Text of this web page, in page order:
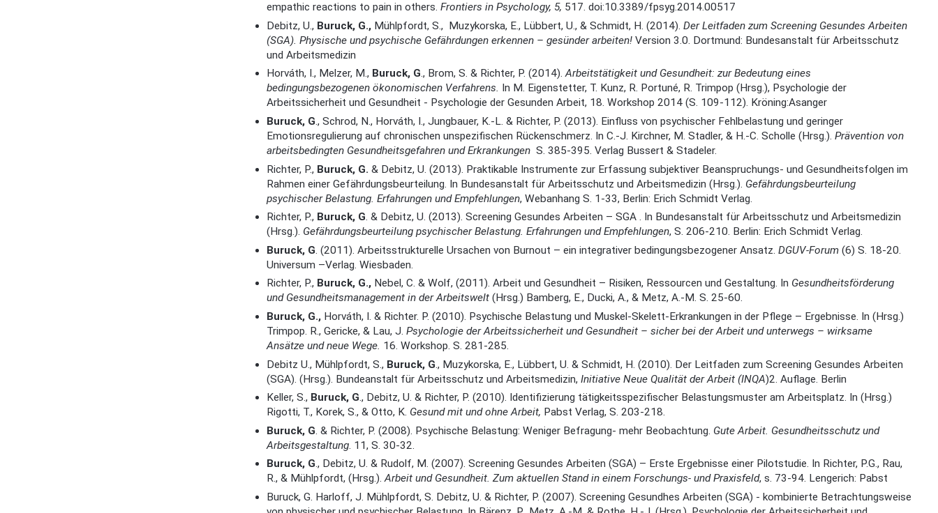
empathic reactions to pain in others. Frontiers in Psychology, 5, 517. doi:10.3389/fpsyg.2014.00517
Debitz, U., Buruck, G., Mühlpfordt, S., Muzykorska, E., Lübbert, U., & Schmidt, H. (2014). Der Leitfaden zum Screening Gesundes Arbeiten
(SGA). Physische und psychische Gefährdungen erkennen – gesünder arbeiten! Version 3.0. Dortmund: Bundesanstalt für Arbeitsschutz
und Arbeitsmedizin
Horváth, I., Melzer, M., Buruck, G., Brom, S. & Richter, P. (2014).Arbeitstätigkeit und Gesundheit: zur Bedeutung eines
bedingungsbezogenen ökonomischen Verfahrens. In M. Eigenstetter, T. Kunz, R. Portuné, R. Trimpop (Hrsg.), Psychologie der
Arbeitssicherheit und Gesundheit - Psychologie der Gesunden Arbeit, 18. Workshop 2014 (S. 109-112). Kröning:Asanger
Buruck, G., Schrod, N., Horváth, I., Jungbauer, K.-L. & Richter, P. (2013). Einfluss von psychischer Fehlbelastung und geringer
Emotionsregulierung auf chronischen unspezifischen Rückenschmerz. In C.-J. Kirchner, M. Stadler, & H.-C. Scholle (Hrsg.). Prävention von
arbeitsbedingten Gesundheitsgefahren und Erkrankungen S. 385-395. Verlag Bussert & Stadeler.
Richter, P., Buruck, G. & Debitz, U. (2013). Praktikable Instrumente zur Erfassung subjektiver Beanspruchungs- und Gesundheitsfolgen im
Rahmen einer Gefährdungsbeurteilung. In Bundesanstalt für Arbeitsschutz und Arbeitsmedizin (Hrsg.). Gefährdungsbeurteilung
psychischer Belastung. Erfahrungen und Empfehlungen, Webanhang S. 1-33, Berlin: Erich Schmidt Verlag.
Richter, P., Buruck, G. & Debitz, U. (2013). Screening Gesundes Arbeiten – SGA . In Bundesanstalt für Arbeitsschutz und Arbeitsmedizin
(Hrsg.). Gefährdungsbeurteilung psychischer Belastung. Erfahrungen und Empfehlungen, S. 206-210. Berlin: Erich Schmidt Verlag.
Buruck, G. (2011). Arbeitsstrukturelle Ursachen von Burnout – ein integrativer bedingungsbezogener Ansatz. DGUV-Forum (6) S. 18-20.
Universum –Verlag. Wiesbaden.
Richter, P., Buruck, G., Nebel, C. & Wolf, (2011). Arbeit und Gesundheit – Risiken, Ressourcen und Gestaltung. In Gesundheitsförderung
und Gesundheitsmanagement in der Arbeitswelt (Hrsg.) Bamberg, E., Ducki, A., & Metz, A.-M. S. 25-60.
Buruck, G., Horváth, I. & Richter. P. (2010). Psychische Belastung und Muskel-Skelett-Erkrankungen in der Pflege – Ergebnisse. In (Hrsg.)
Trimpop. R., Gericke, & Lau, J. Psychologie der Arbeitssicherheit und Gesundheit – sicher bei der Arbeit und unterwegs – wirksame
Ansätze und neue Wege. 16. Workshop. S. 281-285.
Debitz U., Mühlpfordt, S., Buruck, G ., Muzykorska, E., Lübbert, U. & Schmidt, H. (2010). Der Leitfaden zum Screening Gesundes Arbeiten
(SGA). (Hrsg.). Bundeanstalt für Arbeitsschutz und Arbeitsmedizin, Initiative Neue Qualität der Arbeit (INQA)2. Auflage. Berlin
Keller, S., Buruck, G., Debitz, U. & Richter, P. (2010). Identifizierung tätigkeitsspezifischer Belastungsmuster am Arbeitsplatz. In (Hrsg.)
Rigotti, T., Korek, S., & Otto, K. Gesund mit und ohne Arbeit, Pabst Verlag, S. 203-218.
Buruck, G. & Richter, P. (2008). Psychische Belastung: Weniger Befragung- mehr Beobachtung. Gute Arbeit. Gesundheitsschutz und
Arbeitsgestaltung. 11, S. 30-32.
Buruck, G., Debitz, U. & Rudolf, M. (2007). Screening Gesundes Arbeiten (SGA) – Erste Ergebnisse einer Pilotstudie. In Richter, P.G., Rau,
R., & Mühlpfordt, (Hrsg.).Arbeit und Gesundheit. Zum aktuellen Stand in einem Forschungs- und Praxisfeld, s. 73-94. Lengerich: Pabst
Buruck, G. Harloff, J. Mühlpfordt, S. Debitz, U. & Richter, P. (2007). Screening Gesundhes Arbeiten (SGA) - kombinierte Betrachtungsweise